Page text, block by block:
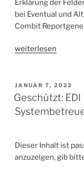
Erklärung der
bei Eventual und
Combit
„List
Positionsart
PositionsartZsKZ“
weiterlesen
VERÖFFENTLICHT
AM
JANUAR 7, 2022
Geschützt:
Dieser Inhalt ist
anzuzeigen, gib